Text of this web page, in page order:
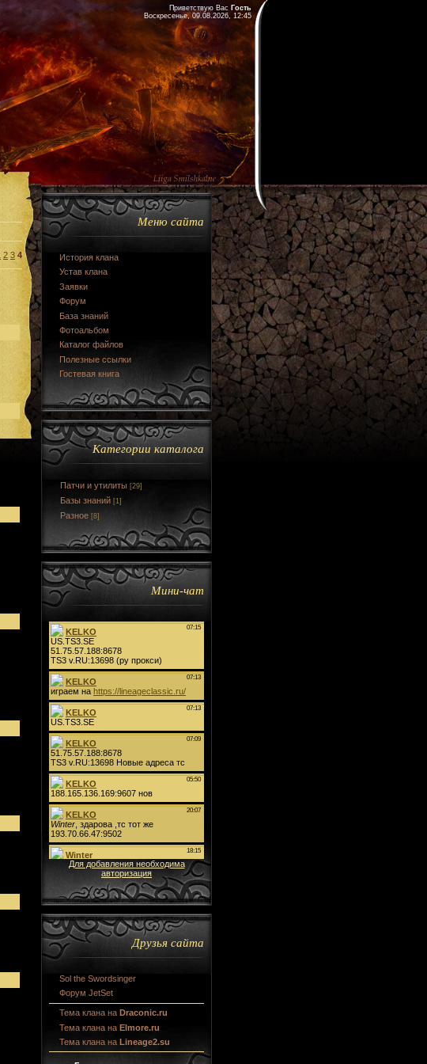
Приветствую Вас Гость
Воскресенье, 09.08.2026, 12:45
2 3 4
Меню сайта
История клана
Устав клана
Заявки
Форум
База знаний
Фотоальбом
Каталог файлов
Полезные ссылки
Гостевая книга
Категории каталога
Патчи и утилиты [29]
Базы знаний [1]
Разное [8]
Мини-чат
Для добавления необходима
авторизация
Друзья сайта
Sol the Swordsinger
Форум JetSet
Тема клана на Draconic.ru
Тема клана на Elmore.ru
Тема клана на Lineage2.su